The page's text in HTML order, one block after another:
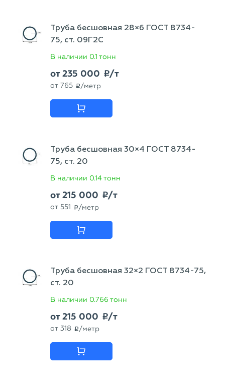
Труба бесшовная 28×6 ГОСТ 8734-
75, ст. 09Г2С
В наличии 0.1 тонн
от235 000 p/т
от 765 p /метр
Труба бесшовная 30×4 ГОСТ 8734-
75, ст. 20
В наличии 0.14 тонн
от215 000 p/т
от 551 p /метр
Труба бесшовная 32×2 ГОСТ 8734-75,
ст. 20
В наличии 0.766 тонн
от215 000 p/т
от 318 p /метр